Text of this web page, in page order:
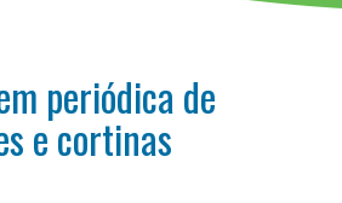
periódica de
e cortinas